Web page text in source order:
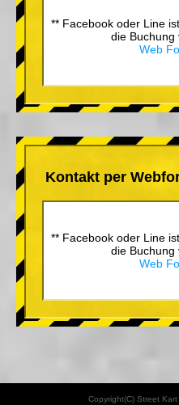
** Facebook oder Line
die Buchung
Web
Kontakt per
** Facebook oder Line
die Buchung
Web
Copyright(C) Street Kart